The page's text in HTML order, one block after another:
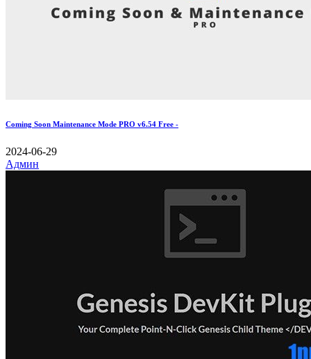
Coming Soon Maintenance Mode PRO v6.54 Free -
2024-06-29
Админ